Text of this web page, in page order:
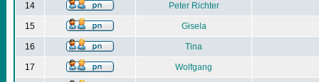
14 Peter Richter
15 Gisela
16 Tina
17 Wolfgang